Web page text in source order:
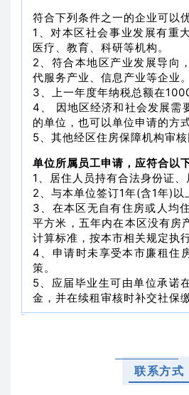
符合下列条件之一的企业可以
1、对本区社会事业发展有重
医疗、教育、科研等机构。
2、符合本地区产业发展导向
代服务产业、信息产业等企业。
3、上一年度年纳税总额在
4、 因地区经济和社会发展需
的单位，也可以单位申请的方
5、其他经区住房保障机构审核
单位所属员工申请，应符合以
1、居住人员持有合法身份证、
2、与本单位签订1年(含1年)以
3、在本区无自有住房或人均
平方米，五年内在本区没有房
计算标准，按本市相关规定执行
4、申请时未享受本市廉租住
策。
5、应届毕业生可由单位承诺
金，并在续租审核时补交社保
联系方式